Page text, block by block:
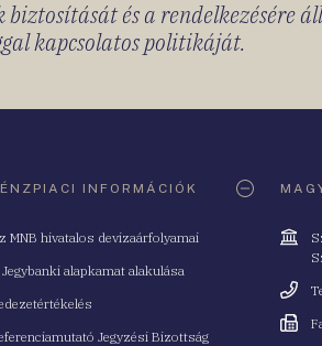
és a rendelkezésére
kapcsolatos politikáját.
INFORMÁCIÓK
MNB hivatalos devizaárfolyamai
alapkamat alakulása
Jegyzési Bizottság
Cím
Fax